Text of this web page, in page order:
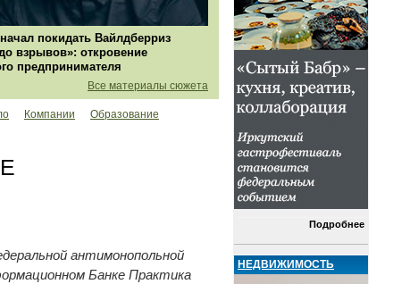
покидать Вайлдберриз
взрывов»: откровение
предпринимателя
Все материалы сюжета
Компании
Образование
антимонопольной
Банке Практика
Подробнее
НЕДВИЖИМОСТЬ